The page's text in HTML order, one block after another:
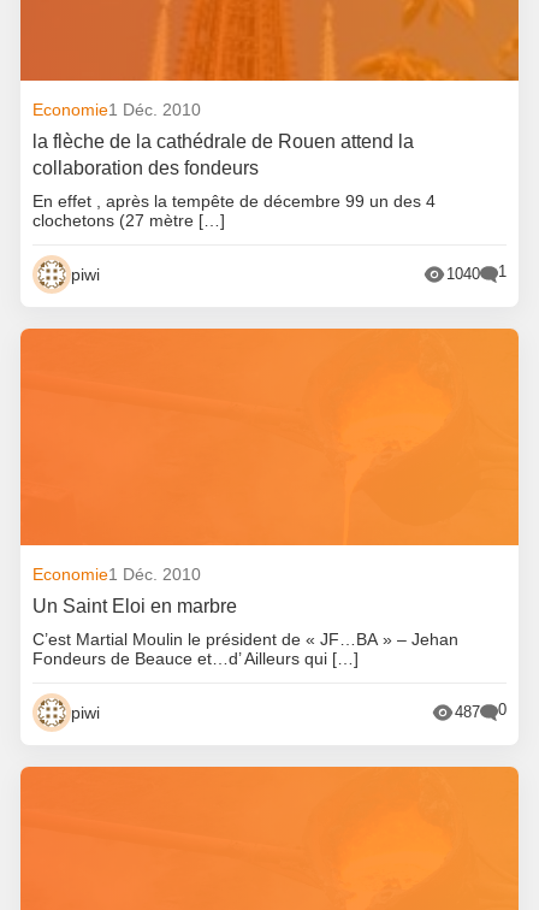
Economie1 Déc. 2010
la flèche de la cathédrale de Rouen attend la
collaboration des fondeurs
En effet , après la tempête de décembre 99 un des 4
clochetons (27 mètre […]
piwi 1040 1
Economie1 Déc. 2010
Un Saint Eloi en marbre
C’est Martial Moulin le président de « JF…BA » – Jehan
Fondeurs de Beauce et…d’ Ailleurs qui […]
piwi 487 0